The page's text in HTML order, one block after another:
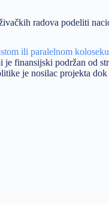
radova podeliti
ili paralelnom
finansijski podržan od
je nosilac projekta dok